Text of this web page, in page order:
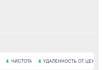
4 ЧИСТОТА 4 УДАЛЕННОСТЬ ОТ ЦЕНТРА